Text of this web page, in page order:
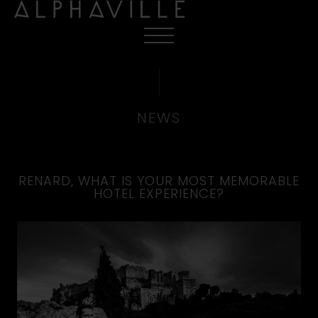
NEWS
RENARD, WHAT IS YOUR MOST MEMORABLE
HOTEL EXPERIENCE?